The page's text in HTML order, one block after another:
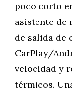
poco corto
asistente de
de salida de
CarPlay/
velocidad y
térmicos.